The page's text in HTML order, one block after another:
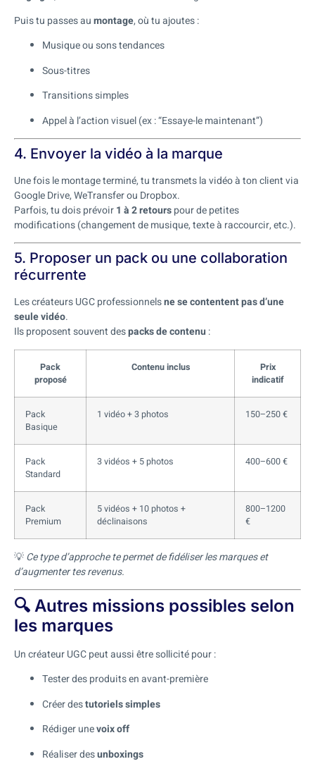
Puis tu passes aumontage, où tu ajoutes :
Musique ou sons tendances
Sous-titres
Transitions simples
Appel à l’action visuel (ex : “Essaye-le maintenant”)
4. Envoyer la vidéo à la marque
Une fois le montage terminé, tu transmets la vidéo à ton client via
Google Drive, WeTransfer ou Dropbox.
Parfois, tu dois prévoir1 à 2 retourspour de petites
modifications (changement de musique, texte à raccourcir, etc.).
5. Proposer un pack ou une collaboration
récurrente
Les créateurs UGC professionnelsne se contentent pas d’une
seule vidéo.
Ils proposent souvent despacks de contenu :
Pack
proposé
Contenu inclus
Prix
indicatif
Pack
Basique
1 vidéo + 3 photos 150–250 €
Pack
Standard
3 vidéos + 5 photos 400–600 €
Pack
Premium
5 vidéos + 10 photos +
déclinaisons
800–1200
€
💡Ce type d’approche te permet de fidéliser les marques et
d’augmenter tes revenus.
🔍 Autres missions possibles selon
les marques
Un créateur UGC peut aussi être sollicité pour :
Tester des produits en avant-première
Créer destutoriels simples
Rédiger unevoix off
Réaliser desunboxings